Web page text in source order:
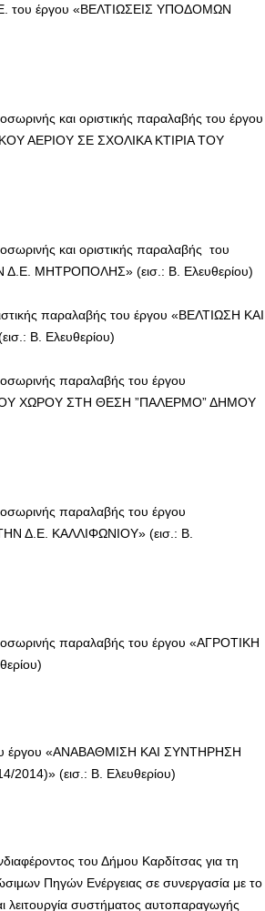
του έργου «ΒΕΛΤΙΩΣΕΙΣ ΥΠΟΔΟΜΩΝ
και οριστικής παραλαβής του έργου
ΑΕΡΙΟΥ ΣΕ ΣΧΟΛΙΚΑ ΚΤΙΡΙΑ ΤΟΥ
και οριστικής παραλαβής του
ΜΗΤΡΟΠΟΛΗΣ» (εισ.: Β. Ελευθερίου)
παραλαβής του έργου «ΒΕΛΤΙΩΣΗ ΚΑΙ
Β. Ελευθερίου)
παραλαβής του έργου
ΧΩΡΟΥ ΣΤΗ ΘΕΣΗ ”ΠΑΛΕΡΜΟ” ΔΗΜΟΥ
παραλαβής του έργου
Δ.Ε. ΚΑΛΛΙΦΩΝΙΟΥ» (εισ.: Β.
παραλαβής του έργου «ΑΓΡΟΤΙΚΗ
έργου «ΑΝΑΒΑΘΜΙΣΗ ΚΑΙ ΣΥΝΤΗΡΗΣΗ
(εισ.: Β. Ελευθερίου)
του Δήμου Καρδίτσας για τη
Πηγών Ενέργειας σε συνεργασία με το
λειτουργία συστήματος αυτοπαραγωγής